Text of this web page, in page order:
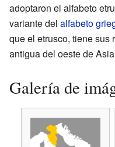
adoptaron el alfabeto
variante del alfabeto
que el etrusco, tiene sus
antigua del oeste de
Galería de